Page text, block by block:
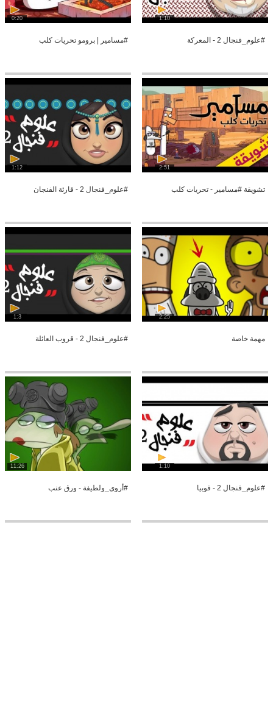
1:10
#علوم_فنجال 2 - المعركة
0:20
#مسامير | برومو تحريات كلب
2:51
تشويقة #مسامير - تحريات كلب
1:12
#علوم_فنجال 2 - قارئة الفنجان
2:25
مهمة خاصة
1:3
#علوم_فنجال 2 - قروب العائلة
1:10
#علوم_فنجال 2 - فوبيا
11:26
#أروى_ولطيفة - ورق عنب